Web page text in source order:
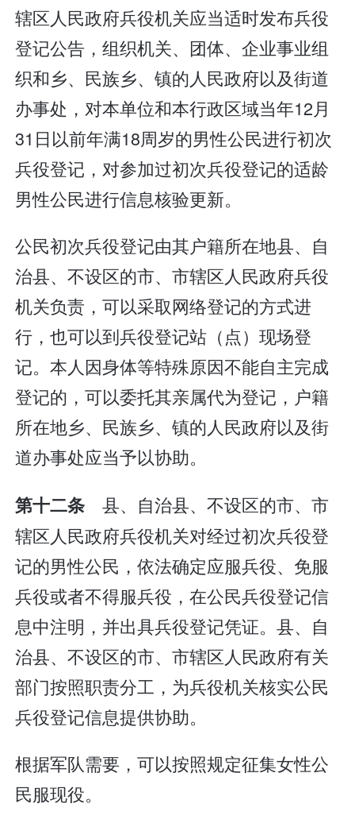
辖区人民政府兵役机关应当适时发布兵役
登记公告，组织机关、团体、企业事业组
织和乡、民族乡、镇的人民政府以及街道
办事处，对本单位和本行政区域当年12月
31日以前年满18周岁的男性公民进行初次
兵役登记，对参加过初次兵役登记的适龄
男性公民进行信息核验更新。
公民初次兵役登记由其户籍所在地县、自
治县、不设区的市、市辖区人民政府兵役
机关负责，可以采取网络登记的方式进
行，也可以到兵役登记站（点）现场登
记。本人因身体等特殊原因不能自主完成
登记的，可以委托其亲属代为登记，户籍
所在地乡、民族乡、镇的人民政府以及街
道办事处应当予以协助。
第十二条 县、自治县、不设区的市、市
辖区人民政府兵役机关对经过初次兵役登
记的男性公民，依法确定应服兵役、免服
兵役或者不得服兵役，在公民兵役登记信
息中注明，并出具兵役登记凭证。县、自
治县、不设区的市、市辖区人民政府有关
部门按照职责分工，为兵役机关核实公民
兵役登记信息提供协助。
根据军队需要，可以按照规定征集女性公
民服现役。